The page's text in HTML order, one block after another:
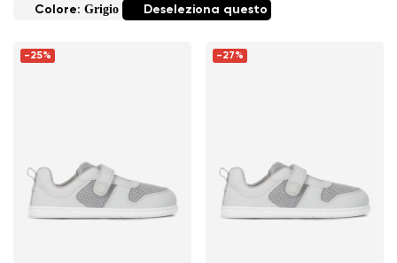
Colore: Grigio Deseleziona questo
-25% -27%